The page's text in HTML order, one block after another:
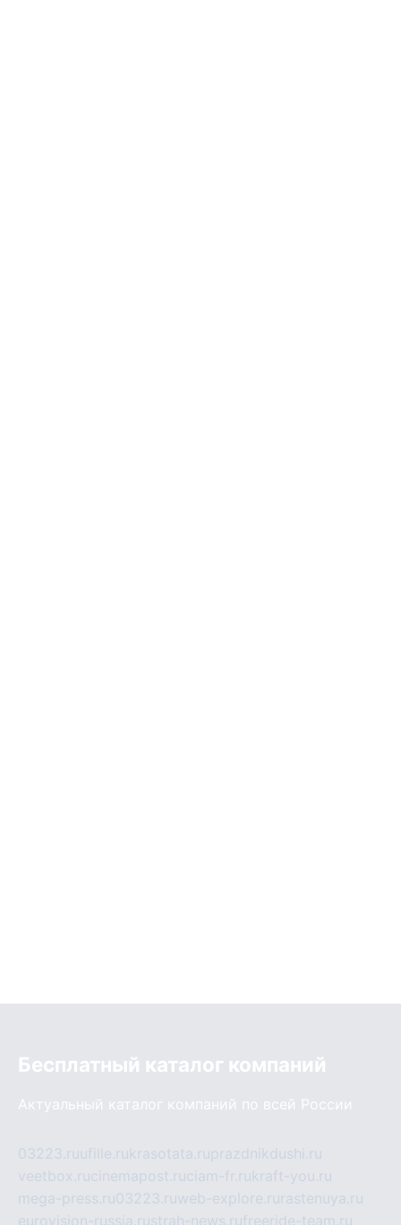
Бесплатный каталог компаний
Актуальный каталог компаний по всей России
03223.ruufille.rukrasotata.ruprazdnikdushi.ru
veetbox.rucinemapost.ruciam-fr.rukraft-you.ru
mega-press.ru03223.ruweb-explore.ru rastenuya.ru
eurovision-russia.rustrah-news.rufreeride-team.ru